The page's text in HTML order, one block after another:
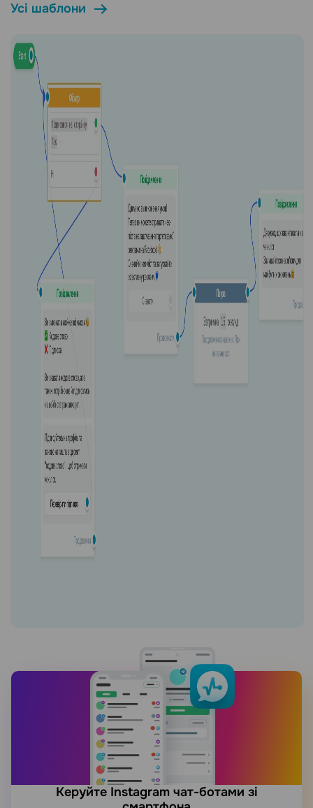
Усі шаблони
Керуйте Instagram чат-ботами зі